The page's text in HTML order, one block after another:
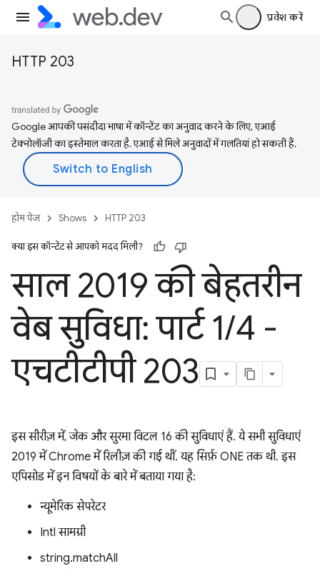
प्रवेश करें
HTTP 203
Google आपकी पसंदीदा भाषा में कॉन्टेंट का अनुवाद करने के लिए, एआई
टेक्नोलॉजी का इस्तेमाल करता है. एआई से मिले अनुवादों में गलतियां हो सकती हैं.
होम पेज Shows HTTP 203
क्या इस कॉन्टेंट से आपको मदद मिली?
साल 2019 की बेहतरीन
वेब सुविधा: पार्ट 1/4 -
एचटीटीपी 203
इस सीरीज़ में, जेक और सुरमा विटल 16 की सुविधाएं हैं. ये सभी सुविधाएं
2019 में Chrome में रिलीज़ की गई थीं. यह सिर्फ़ ONE तक थी. इस
एपिसोड में इन विषयों के बारे में बताया गया है:
न्यूमेरिक सेपरेटर
Intl सामग्री
string.matchAll